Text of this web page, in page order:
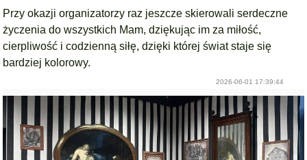
Przy okazji organizatorzy raz jeszcze skierowali serdeczne
życzenia do wszystkich Mam, dziękując im za miłość,
cierpliwość i codzienną siłę, dzięki której świat staje się
bardziej kolorowy.
2026-06-01 17:39:44